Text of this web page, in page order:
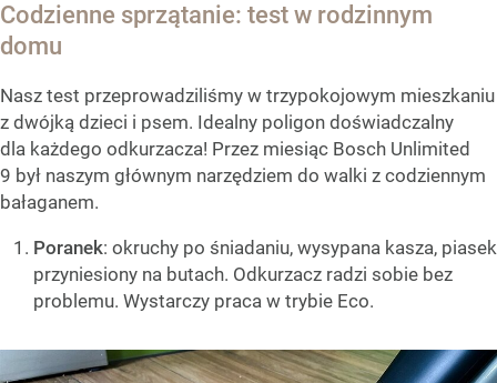
Codzienne sprzątanie: test w rodzinnym
domu
Nasz test przeprowadziliśmy w trzypokojowym mieszkaniu
z dwójką dzieci i psem. Idealny poligon doświadczalny
dla każdego odkurzacza! Przez miesiąc Bosch Unlimited
9 był naszym głównym narzędziem do walki z codziennym
bałaganem.
Poranek: okruchy po śniadaniu, wysypana kasza, piasek
przyniesiony na butach. Odkurzacz radzi sobie bez
problemu. Wystarczy praca w trybie Eco.